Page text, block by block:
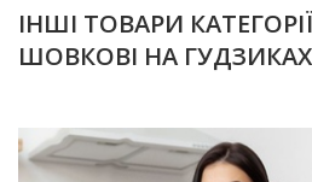
ІНШІ ТОВАРИ
ШОВКОВІ НА ГУДЗИКАХ